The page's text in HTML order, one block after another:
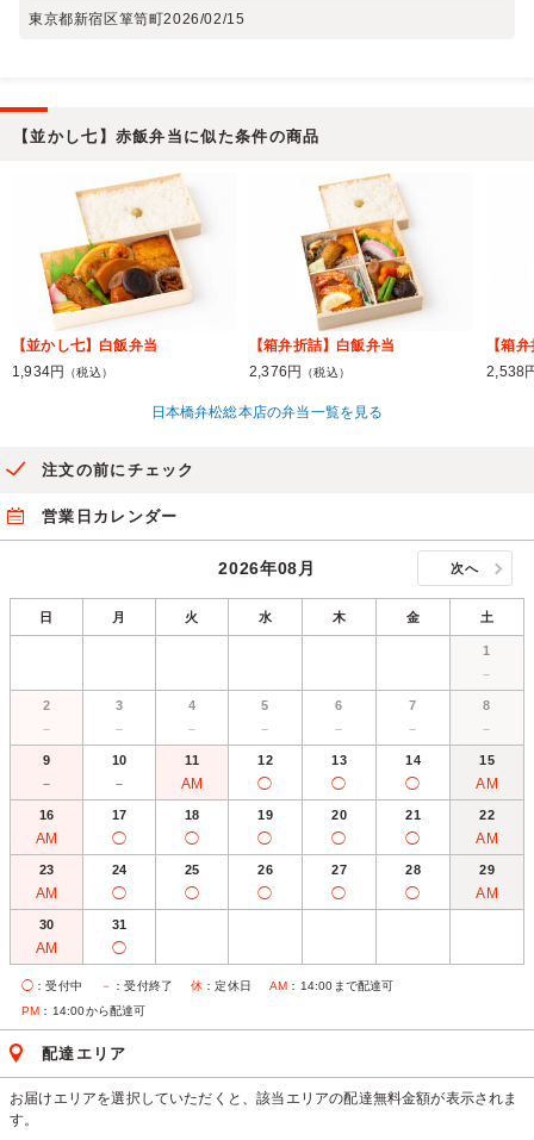
東京都新宿区箪笥町2026/02/15
【並かし七】赤飯弁当に似た条件の商品
【並かし七】白飯弁当
1,934円
（税込）
【箱弁折詰】白飯弁当
2,376円
（税込）
【箱
2,538
日本橋弁松総本店の弁当一覧を見る
注文の前にチェック
営業日カレンダー
2026年08月 次へ
日 月 火 水 木 金 土
1
－
2
－
3
－
4
－
5
－
6
－
7
－
8
－
9
－
10
－
11
AM
12
◯
13
◯
14
◯
15
AM
16
AM
17
◯
18
◯
19
◯
20
◯
21
◯
22
AM
23
AM
24
◯
25
◯
26
◯
27
◯
28
◯
29
AM
30
AM
31
◯
◯ ：受付中 － ：受付終了 休 ：定休日 AM ：14:00まで配達可
PM ：14:00から配達可
配達エリア
お届けエリアを選択していただくと、該当エリアの配達無料金額が表示されま
す。